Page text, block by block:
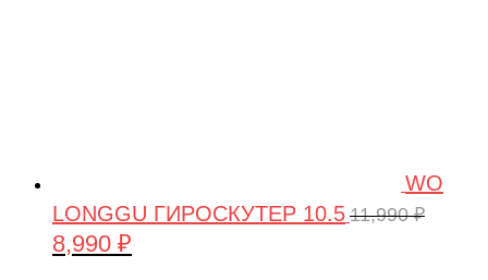
WO
LONGGU ГИРОСКУТЕР 10.5 11,990₽
Первоначальная
8,990 ₽